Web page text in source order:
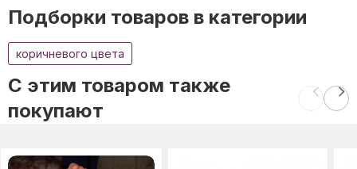
Подборки товаров в категории
коричневого цвета
C этим товаром также
покупают